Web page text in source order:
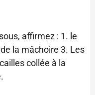
affirmez : 1. le
la mâchoire 3. Les
collée à la